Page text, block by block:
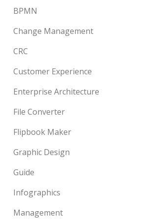
BPMN
Change Management
CRC
Customer Experience
Enterprise Architecture
File Converter
Flipbook Maker
Graphic Design
Guide
Infographics
Management